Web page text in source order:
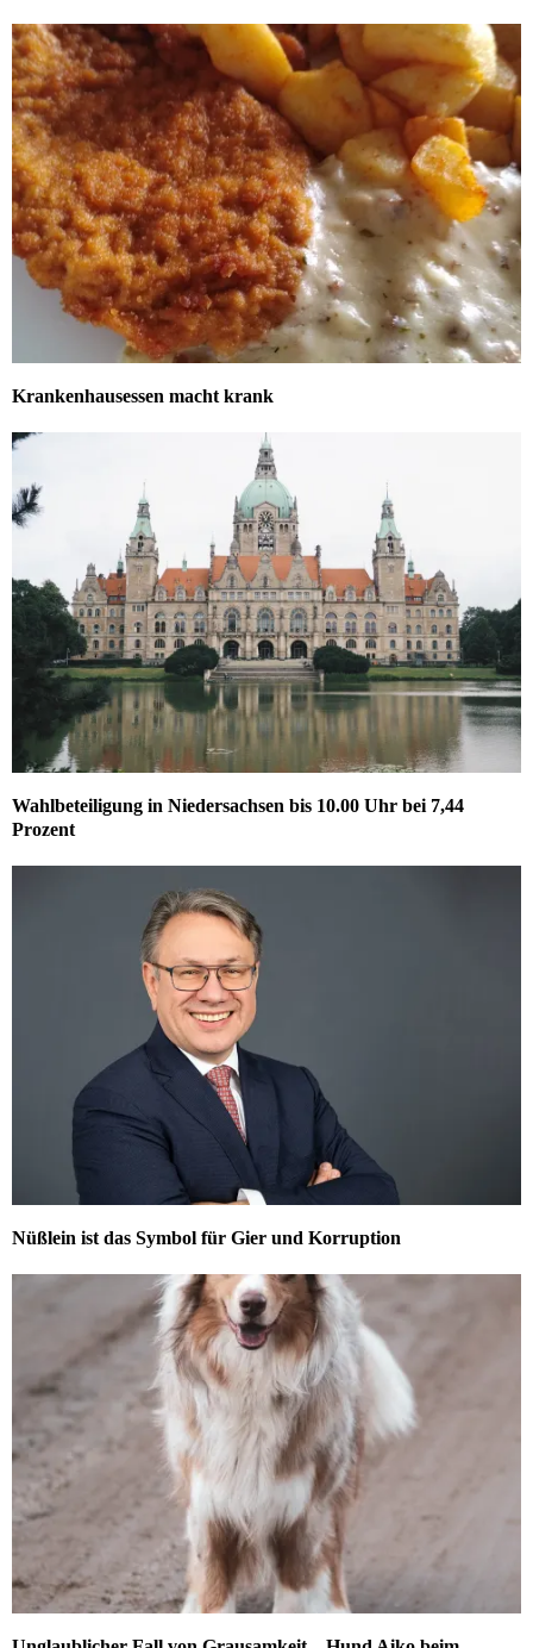
Krankenhausessen macht krank
Wahlbeteiligung in Niedersachsen bis 10.00 Uhr bei 7,44
Prozent
Nüßlein ist das Symbol für Gier und Korruption